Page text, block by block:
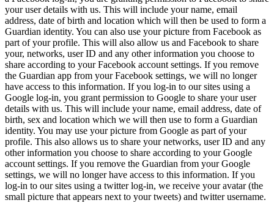
your user details with us. This will include your name, email
address, date of birth and location which will then be used to form a
Guardian identity. You can also use your picture from Facebook as
part of your profile. This will also allow us and Facebook to share
your, networks, user ID and any other information you choose to
share according to your Facebook account settings. If you remove
the Guardian app from your Facebook settings, we will no longer
have access to this information. If you log-in to our sites using a
Google log-in, you grant permission to Google to share your user
details with us. This will include your name, email address, date of
birth, sex and location which we will then use to form a Guardian
identity. You may use your picture from Google as part of your
profile. This also allows us to share your networks, user ID and any
other information you choose to share according to your Google
account settings. If you remove the Guardian from your Google
settings, we will no longer have access to this information. If you
log-in to our sites using a twitter log-in, we receive your avatar (the
small picture that appears next to your tweets) and twitter username.